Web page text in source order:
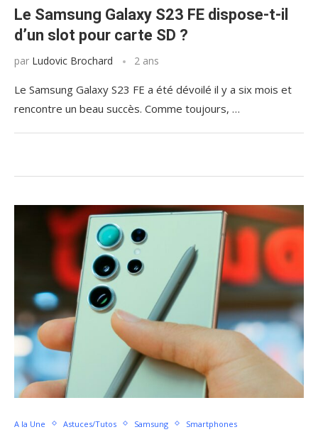
Le Samsung Galaxy S23 FE dispose-t-il
d’un slot pour carte SD ?
par Ludovic Brochard 2 ans
Le Samsung Galaxy S23 FE a été dévoilé il y a six mois et
rencontre un beau succès. Comme toujours, …
A la Une Astuces/Tutos Samsung Smartphones